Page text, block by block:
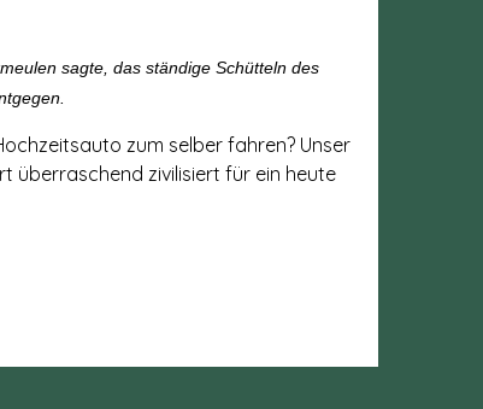
sagte, das ständige Schütteln des
zum selber fahren? Unser
überraschend zivilisiert für ein heute